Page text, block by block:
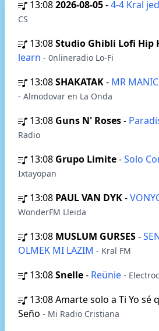
13:082026-08-05-4-4 Kral
CS
13:08Studio Ghibli Lofi Hip
learn - 0nlineradio Lo-Fi
13:08SHAKATAK- MR
- Almodovar en La Onda
13:08 Guns N' Roses-
Radio
13:08 Grupo Limite-Solo
Ixtayopan
13:08 PAUL VAN DYK-
WonderFM Lleida
13:08 MUSLUM GURSES-
OLMEK MI LAZIM - Kral FM
13:08Snelle- Reünie -
13:08Amarte solo a Ti Yo sé
Seño - Mi Radio Cristiana